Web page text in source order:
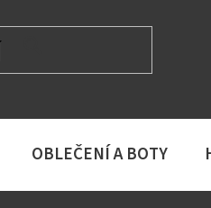
OBLEČENÍ A BOTY